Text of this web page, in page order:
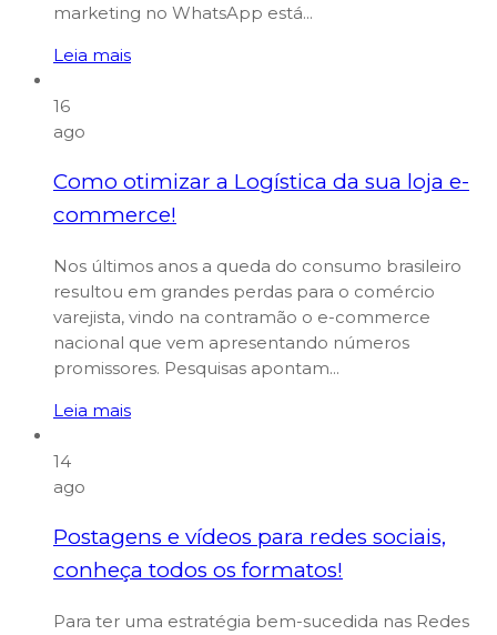
marketing no WhatsApp está...
Leia mais
16
ago
Como otimizar a Logística da sua loja e-
commerce!
Nos últimos anos a queda do consumo brasileiro
resultou em grandes perdas para o comércio
varejista, vindo na contramão o e-commerce
nacional que vem apresentando números
promissores. Pesquisas apontam...
Leia mais
14
ago
Postagens e vídeos para redes sociais,
conheça todos os formatos!
Para ter uma estratégia bem-sucedida nas Redes